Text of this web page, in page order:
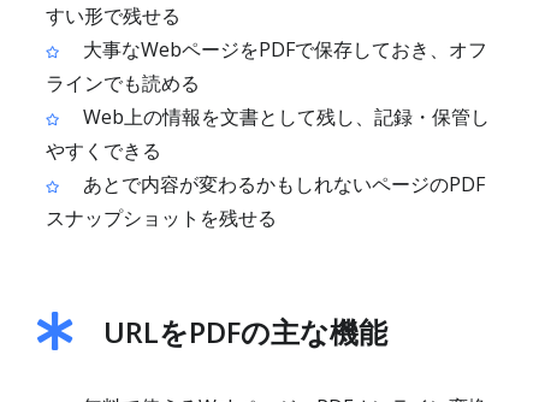
すい形で残せる
大事なWebページをPDFで保存しておき、オフ
ラインでも読める
Web上の情報を文書として残し、記録・保管し
やすくできる
あとで内容が変わるかもしれないページのPDF
スナップショットを残せる
URLをPDFの主な機能